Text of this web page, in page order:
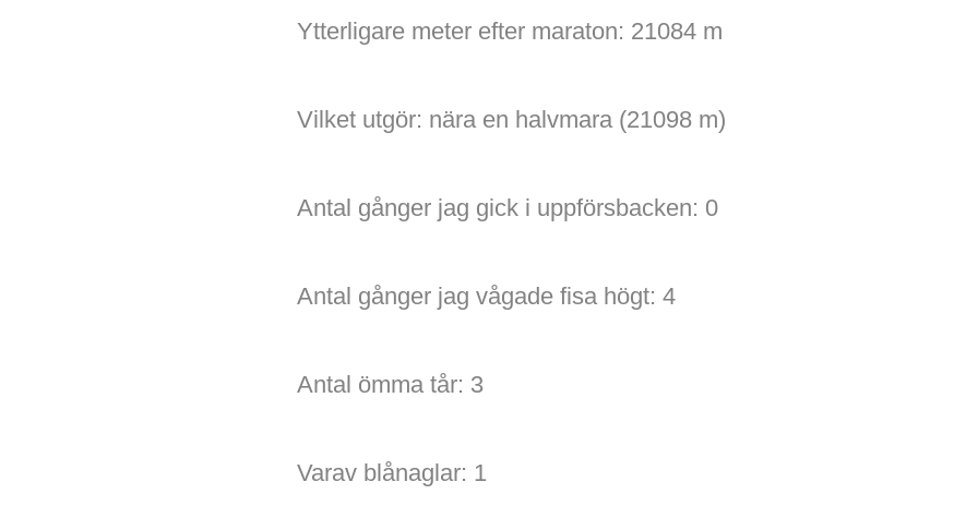
Ytterligare meter efter maraton: 21084 m
Vilket utgör: nära en halvmara (21098 m)
Antal gånger jag gick i uppförsbacken: 0
Antal gånger jag vågade fisa högt: 4
Antal ömma tår: 3
Varav blånaglar: 1